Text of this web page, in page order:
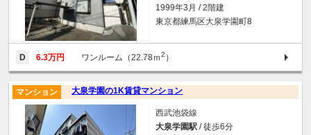
1999年3月 / 2階建
東京都練馬区大泉学園町8
D 6.3万円 ワンルーム（22.78ｍ2 ）
大泉学園の1K賃貸マンション
マンション
西武池袋線
大泉学園駅 / 徒歩6分